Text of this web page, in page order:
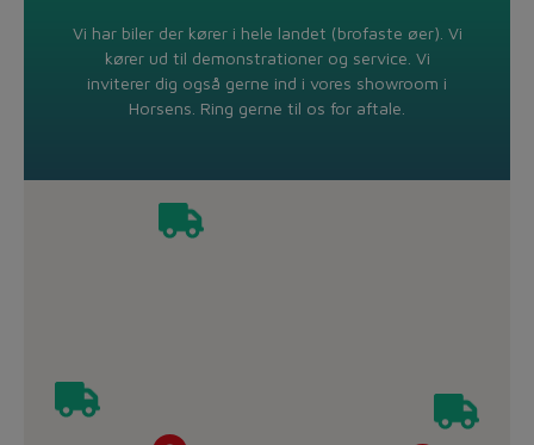
Vi har biler der kører i hele landet (brofaste øer). Vi
kører ud til demonstrationer og service. Vi
inviterer dig også gerne ind i vores showroom i
Horsens. Ring gerne til os for aftale.